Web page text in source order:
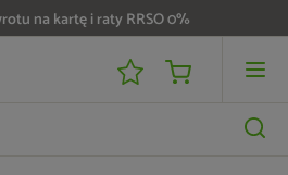
na kartę i raty RRSO 0%